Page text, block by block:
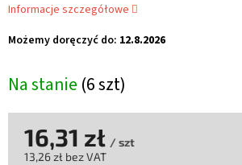
Na stanie (6 szt)
Możemy doręczyć do: 12.8.2026
Informacje szczegółowe
16,31 zł / szt
13,26 zł bez VAT